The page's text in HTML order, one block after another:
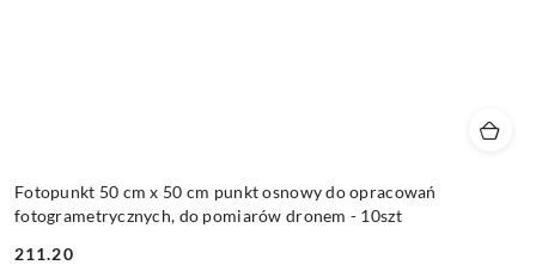
Fotopunkt 50 cm x 50 cm punkt osnowy do opracowań
fotogrametrycznych, do pomiarów dronem - 10szt
211.20